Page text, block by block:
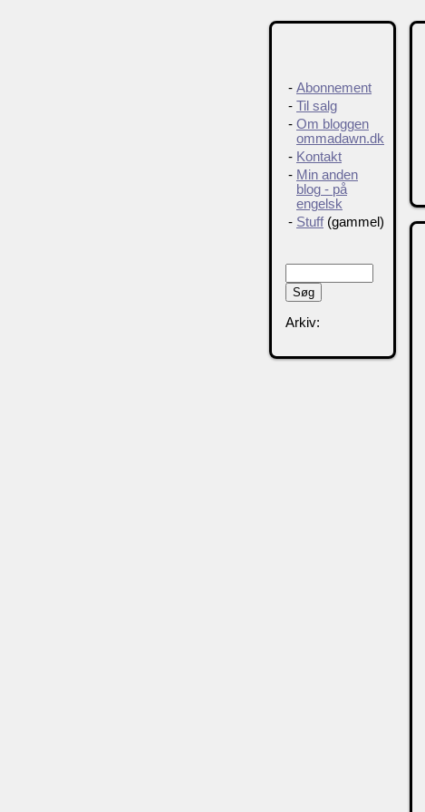
- Abonnement
- Til salg
- Om bloggen
ommadawn.dk
- Kontakt
- Min anden
blog - på
engelsk
- Stuff(gammel)
Arkiv: